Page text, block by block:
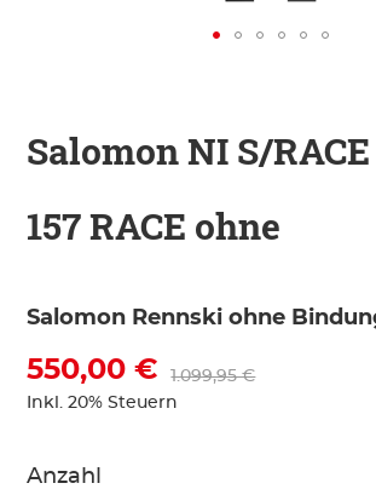
Salomon NI S/RACE
157 RACE ohne
Salomon Rennski ohne
550,00 €
1.099,95 €
Inkl. 20% Steuern
Anzahl